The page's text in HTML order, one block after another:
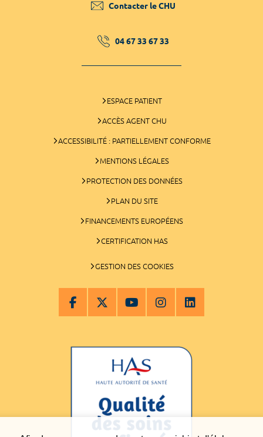
Contacter le CHU
04 67 33 67 33
ESPACE PATIENT
ACCÈS AGENT CHU
ACCESSIBILITÉ : PARTIELLEMENT CONFORME
MENTIONS LÉGALES
PROTECTION DES DONNÉES
PLAN DU SITE
FINANCEMENTS EUROPÉENS
CERTIFICATION HAS
GESTION DES COOKIES